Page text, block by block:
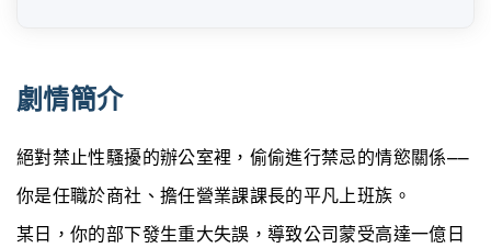
劇情簡介
絕對禁止性騷擾的辦公室裡，偷偷進行禁忌的情慾關係——
你是任職於商社、擔任營業課課長的平凡上班族。
某日，你的部下發生重大失誤，導致公司蒙受高達一億日